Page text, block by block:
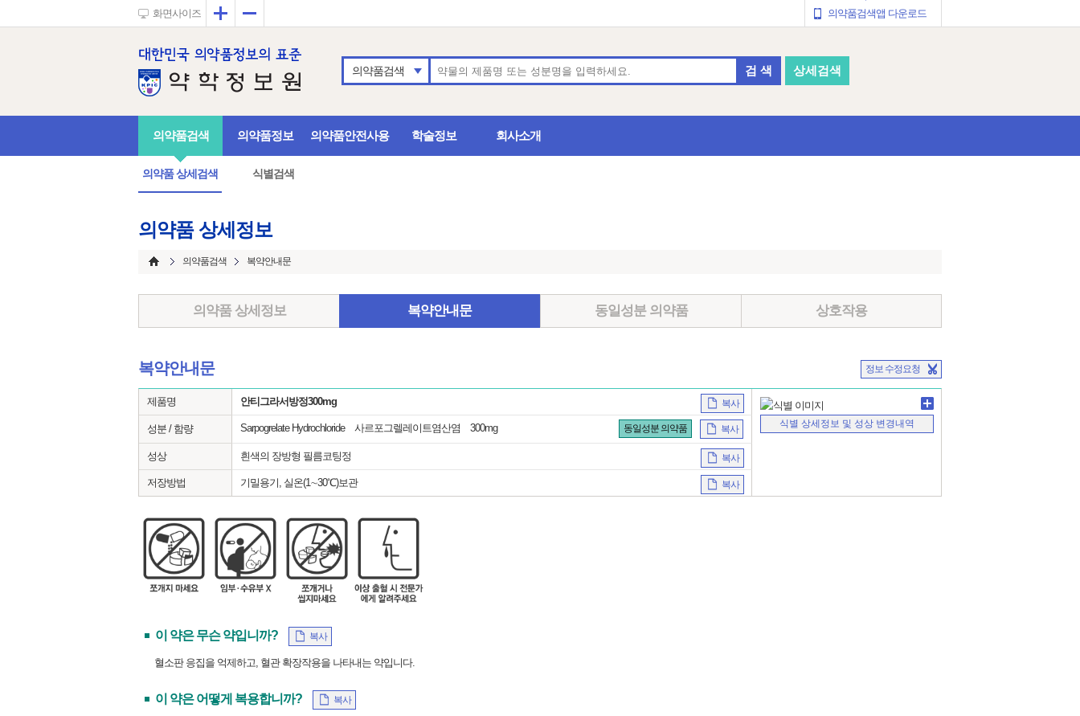
화면사이즈 확대 의약품검색앱 다운로드
의약품검색 검 색 상세검색
의약품검색
의약품 상세검색 식별검색
의약품정보 의약품안전사용 학술정보 회사소개
의약품 상세정보
의약품검색 복약안내문
의약품 상세정보 복약안내문 동일성분 의약품 상호작용
복약안내문 정보 수정요청
제품명 안티그라서방정300mg
복사
식별 상세정보 및 성상 변경내역
성분 / 함량 복사
동일성분 의약품
Sarpogrelate Hydrochloride 사르포그렐레이트염산염 300mg
성상 흰색의 장방형 필름코팅정 복사
저장방법 기밀용기, 실온(1∼30℃)보관 복사
이 약은 무슨 약입니까? 복사
혈소판 응집을 억제하고, 혈관 확장작용을 나타내는 약입니다.
이 약은 어떻게 복용합니까? 복사